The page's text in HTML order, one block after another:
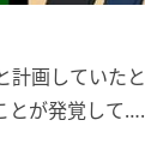
画していた
とが発覚して